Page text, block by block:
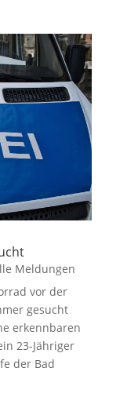
Meldungen
vor der
gesucht
erkennbaren
23-Jähriger
der Bad